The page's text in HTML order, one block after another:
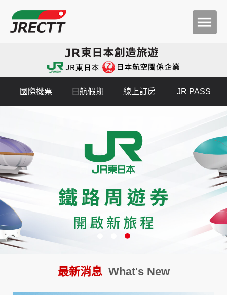
國際機票 日航假期 線上訂房 JR PASS
最新消息 What's New